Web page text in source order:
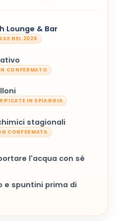
Lounge & Bar
NEL 2026
CONFERMATO
IN SPIAGGIA
stagionali
CONFERMATA
l'acqua con sé
e spuntini prima di